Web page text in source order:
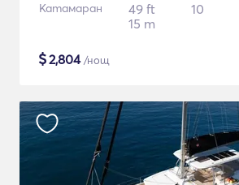
Катамаран
49 ft
15 m
10
$2,804/нощ